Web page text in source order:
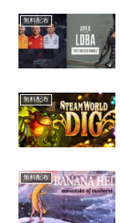
無料配布
無料配布
無料配布